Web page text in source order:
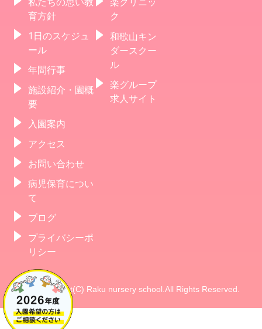
育方針
1日のスケジュ
ール
年間行事
施設紹介・園概
要
入園案内
アクセス
お問い合わせ
病児保育につい
て
ブログ
プライバシーポ
リシー
ク
和歌山キン
ダースクー
ル
楽グループ
求人サイト
Copyright(C) Raku nursery school.All Rights Reserved.